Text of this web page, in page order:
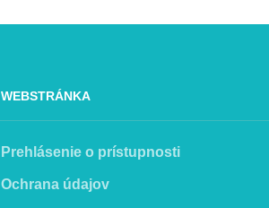
WEBSTRÁNKA
Prehlásenie o prístupnosti
Ochrana údajov